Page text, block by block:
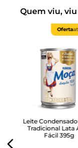
Quem viu,
Oferta
Leite
Tradicional Lata
Fácil 395g